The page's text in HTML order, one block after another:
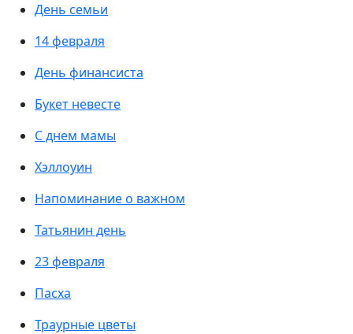
День семьи
14 февраля
День финансиста
Букет невесте
С днем мамы
Хэллоуин
Напоминание о важном
Татьянин день
23 февраля
Пасха
Траурные цветы